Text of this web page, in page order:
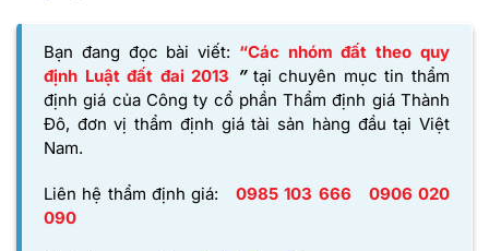
Bạn đang đọc bài viết: “Các nhóm đất theo quy
định Luật đất đai 2013 ” tại chuyên mục tin thẩm
định giá của Công ty cổ phần Thẩm định giá Thành
Đô, đơn vị thẩm định giá tài sản hàng đầu tại Việt
Nam.
Liên hệ thẩm định giá: 0985 103 666
0906 020
090